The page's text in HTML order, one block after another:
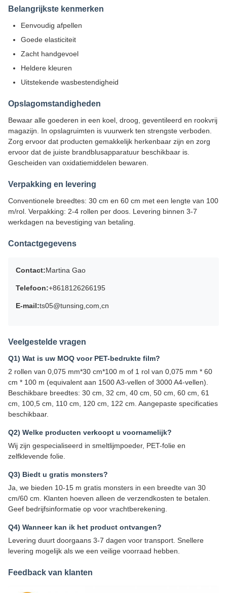
Belangrijkste kenmerken
Eenvoudig afpellen
Goede elasticiteit
Zacht handgevoel
Heldere kleuren
Uitstekende wasbestendigheid
Opslagomstandigheden
Bewaar alle goederen in een koel, droog, geventileerd en rookvrij
magazijn. In opslagruimten is vuurwerk ten strengste verboden.
Zorg ervoor dat producten gemakkelijk herkenbaar zijn en zorg
ervoor dat de juiste brandblusapparatuur beschikbaar is.
Gescheiden van oxidatiemiddelen bewaren.
Verpakking en levering
Conventionele breedtes: 30 cm en 60 cm met een lengte van 100
m/rol. Verpakking: 2-4 rollen per doos. Levering binnen 3-7
werkdagen na bevestiging van betaling.
Contactgegevens
Contact:Martina Gao
Telefoon:+8618126266195
E-mail:ts05@tunsing,com,cn
Veelgestelde vragen
Q1) Wat is uw MOQ voor PET-bedrukte film?
2 rollen van 0,075 mm*30 cm*100 m of 1 rol van 0,075 mm * 60
cm * 100 m (equivalent aan 1500 A3-vellen of 3000 A4-vellen).
Beschikbare breedtes: 30 cm, 32 cm, 40 cm, 50 cm, 60 cm, 61
cm, 100,5 cm, 110 cm, 120 cm, 122 cm. Aangepaste specificaties
beschikbaar.
Q2) Welke producten verkoopt u voornamelijk?
Wij zijn gespecialiseerd in smeltlijmpoeder, PET-folie en
zelfklevende folie.
Q3) Biedt u gratis monsters?
Ja, we bieden 10-15 m gratis monsters in een breedte van 30
cm/60 cm. Klanten hoeven alleen de verzendkosten te betalen.
Geef bedrijfsinformatie op voor vrachtberekening.
Q4) Wanneer kan ik het product ontvangen?
Levering duurt doorgaans 3-7 dagen voor transport. Snellere
levering mogelijk als we een veilige voorraad hebben.
Feedback van klanten